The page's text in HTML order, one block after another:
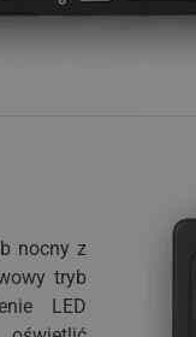
nocny z
tryb
LED